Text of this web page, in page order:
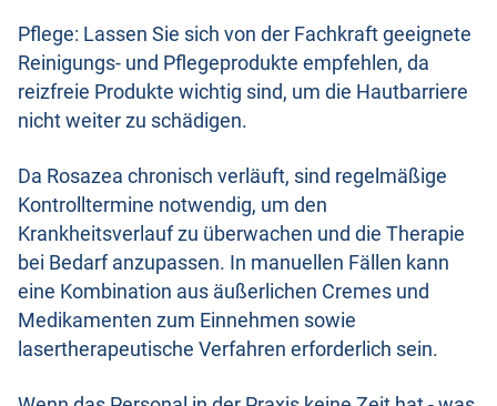
Pflege: Lassen Sie sich von der Fachkraft geeignete
Reinigungs- und Pflegeprodukte empfehlen, da
reizfreie Produkte wichtig sind, um die Hautbarriere
nicht weiter zu schädigen.
Da Rosazea chronisch verläuft, sind regelmäßige
Kontrolltermine notwendig, um den
Krankheitsverlauf zu überwachen und die Therapie
bei Bedarf anzupassen. In manuellen Fällen kann
eine Kombination aus äußerlichen Cremes und
Medikamenten zum Einnehmen sowie
lasertherapeutische Verfahren erforderlich sein.